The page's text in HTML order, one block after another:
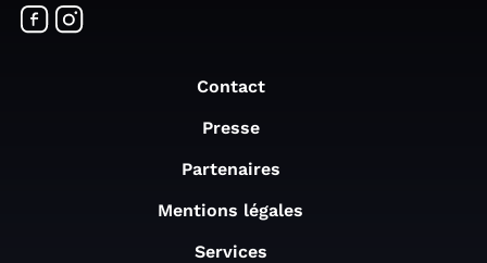
Contact
Presse
Partenaires
Mentions légales
Services